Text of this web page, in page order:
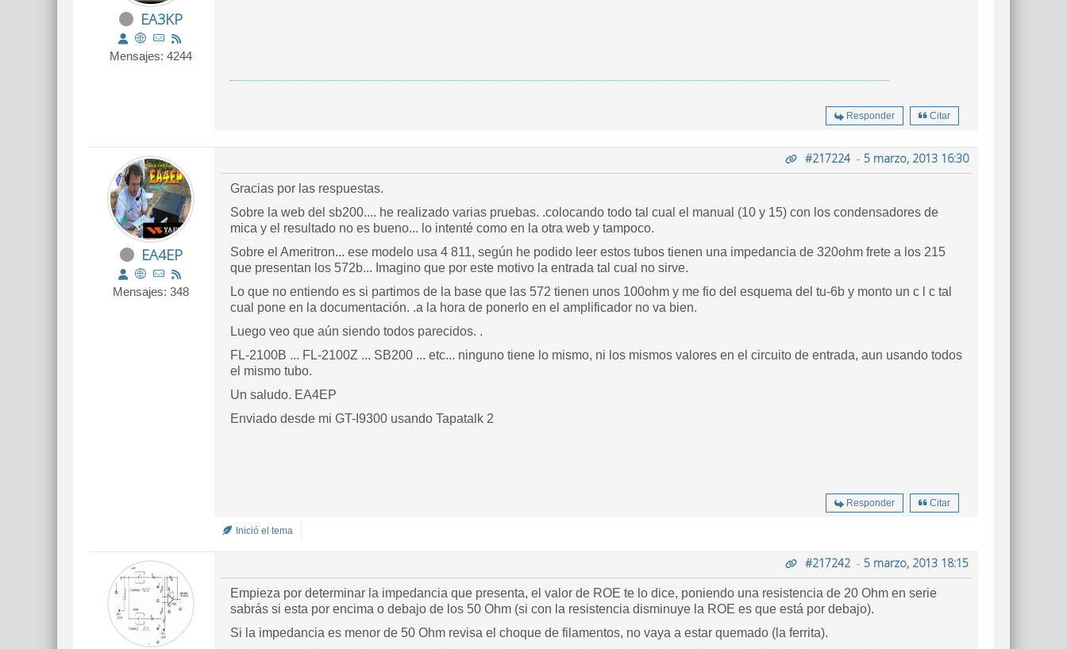
EA3KP
Mensajes: 4244
Responder Citar
EA4EP
Mensajes: 348
#217224- 5 marzo, 2013 16:30
Gracias por las respuestas.
Sobre la web del sb200.... he realizado varias pruebas. .colocando todo tal cual el manual (10 y 15) con los condensadores de
mica y el resultado no es bueno... lo intenté como en la otra web y tampoco.
Sobre el Ameritron... ese modelo usa 4 811, según he podido leer estos tubos tienen una impedancia de 320ohm frete a los 215
que presentan los 572b... Imagino que por este motivo la entrada tal cual no sirve.
Lo que no entiendo es si partimos de la base que las 572 tienen unos 100ohm y me fio del esquema del tu-6b y monto un c l c tal
cual pone en la documentación. .a la hora de ponerlo en el amplificador no va bien.
Luego veo que aún siendo todos parecidos. .
FL-2100B ... FL-2100Z ... SB200 ... etc... ninguno tiene lo mismo, ni los mismos valores en el circuito de entrada, aun usando todos
el mismo tubo.
Un saludo. EA4EP
Enviado desde mi GT-I9300 usando Tapatalk 2
Responder Citar
Inició el tema
#217242 - 5 marzo, 2013 18:15
Empieza por determinar la impedancia que presenta, el valor de ROE te lo dice, poniendo una resistencia de 20 Ohm en serie
sabrás si esta por encima o debajo de los 50 Ohm (si con la resistencia disminuye la ROE es que está por debajo).
Si la impedancia es menor de 50 Ohm revisa el choque de filamentos, no vaya a estar quemado (la ferrita).